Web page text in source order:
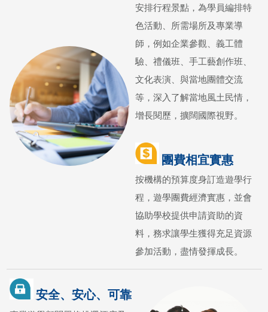
安排行程景點，為學員編排特
色活動、所需場所及專業導
師，例如企業參觀、義工體
驗、禮儀班、手工藝創作班、
文化表演、與當地團體交流
等，深入了解當地風土民情，
增長閱歷，擴闊國際視野。
團費相宜實惠
按機構的預算度身訂造遊學行
程，遊學團費經濟實惠，並會
協助學校提供申請資助的資
料，務求讓學生獲得充足資源
參加活動，盡情發揮成長。
安全、安心、可靠